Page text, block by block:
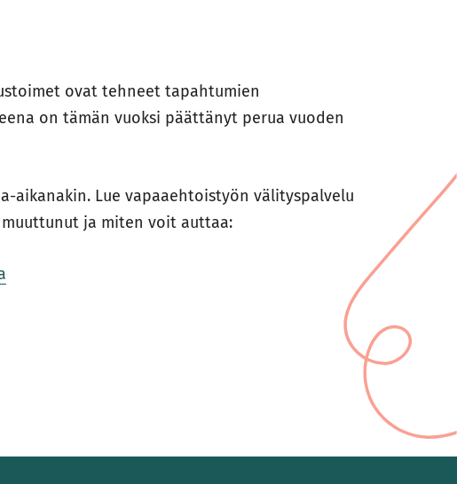
ovat tehneet tapahtumien
on tämän vuoksi päättänyt perua vuoden
aikanakin. Lue vapaaehtoistyön välityspalvelu
ja miten voit auttaa: